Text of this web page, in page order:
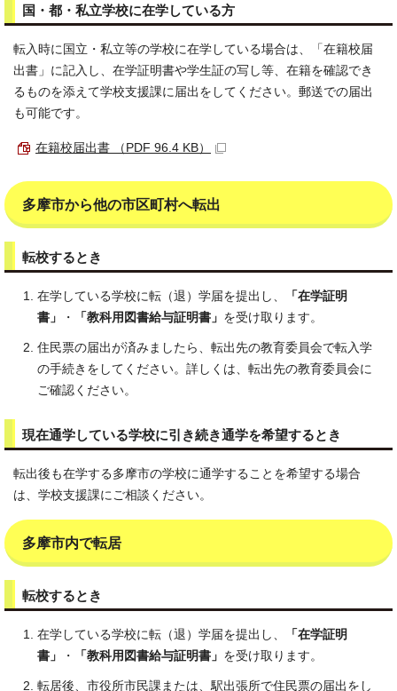
国・都・私立学校に在学している方
転入時に国立・私立等の学校に在学している場合は、「在籍校届
出書」に記入し、在学証明書や学生証の写し等、在籍を確認でき
るものを添えて学校支援課に届出をしてください。郵送での届出
も可能です。
在籍校届出書 （PDF 96.4 KB）
多摩市から他の市区町村へ転出
転校するとき
在学している学校に転（退）学届を提出し、
「在学証明
書」
・ 「教科用図書給与証明書」 を受け取ります。
住民票の届出が済みましたら、転出先の教育委員会で転入学
の手続きをしてください。詳しくは、転出先の教育委員会に
ご確認ください。
現在通学している学校に引き続き通学を希望するとき
転出後も在学する多摩市の学校に通学することを希望する場合
は、学校支援課にご相談ください。
多摩市内で転居
転校するとき
在学している学校に転（退）学届を提出し、
「在学証明
書」
・ 「教科用図書給与証明書」 を受け取ります。
転居後、市役所市民課または、駅出張所で住民票の届出をし